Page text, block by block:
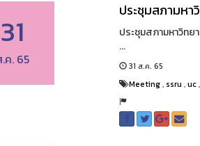
31
ค. 65
ประชุมสภามห
ประชุมสภามหาวิทย
...
31 ส.ค. 65
Meeting, ssru ,uc